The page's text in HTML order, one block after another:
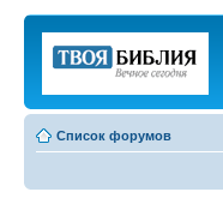
Список форумов